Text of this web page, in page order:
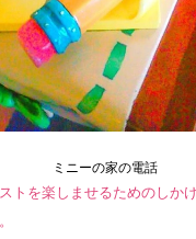
ミニーの家の電話
トを楽しませるためのしか